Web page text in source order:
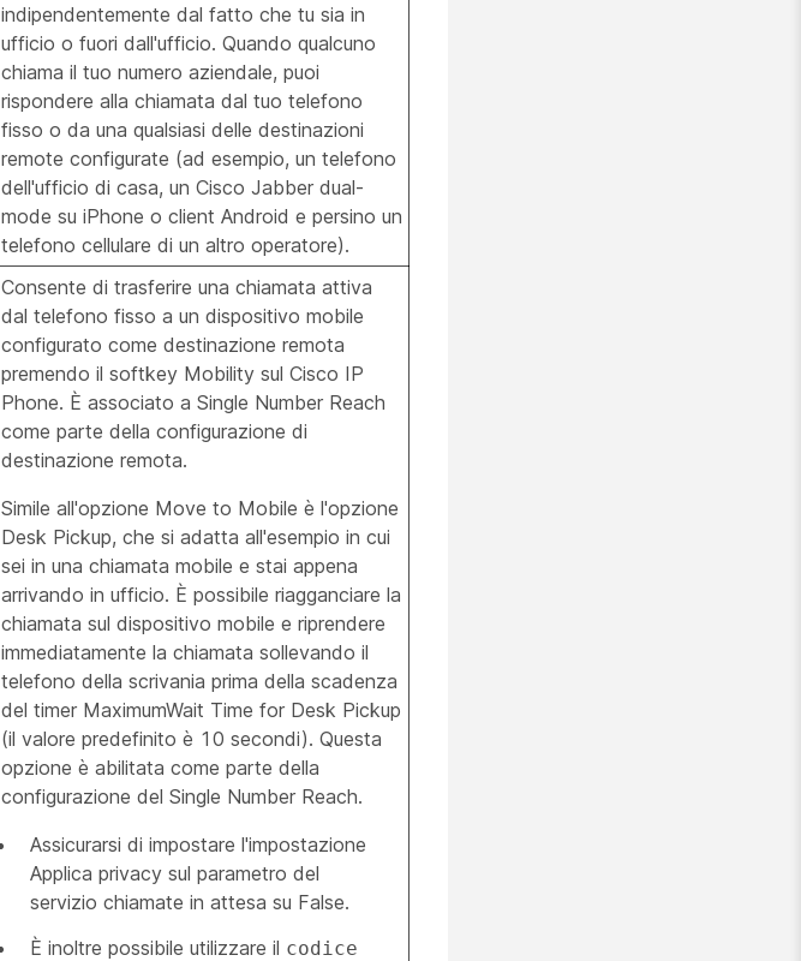
indipendentemente dal fatto che tu sia in
ufficio o fuori dall'ufficio. Quando qualcuno
chiama il tuo numero aziendale, puoi
rispondere alla chiamata dal tuo telefono
fisso o da una qualsiasi delle destinazioni
remote configurate (ad esempio, un telefono
dell'ufficio di casa, un Cisco Jabber dual-
mode su iPhone o client Android e persino un
telefono cellulare di un altro operatore).
Consente di trasferire una chiamata attiva
dal telefono fisso a un dispositivo mobile
configurato come destinazione remota
premendo il softkey Mobility sul Cisco IP
Phone. È associato a Single Number Reach
come parte della configurazione di
destinazione remota.
Simile all'opzione Move to Mobile è l'opzione
Desk Pickup, che si adatta all'esempio in cui
sei in una chiamata mobile e stai appena
arrivando in ufficio. È possibile riagganciare la
chiamata sul dispositivo mobile e riprendere
immediatamente la chiamata sollevando il
telefono della scrivania prima della scadenza
del timer MaximumWait Time for Desk Pickup
(il valore predefinito è 10 secondi). Questa
opzione è abilitata come parte della
configurazione del Single Number Reach.
Assicurarsi di impostare l'impostazione
Applica privacy sul parametro del
servizio chiamate in attesa su False.
È inoltre possibile utilizzare il codice